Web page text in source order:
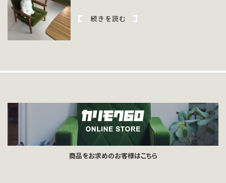
続きを読む
商品をお求めのお客様はこちら